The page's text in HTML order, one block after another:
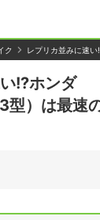
ク レプリカ並みに速
!?ホンダ
）は最速